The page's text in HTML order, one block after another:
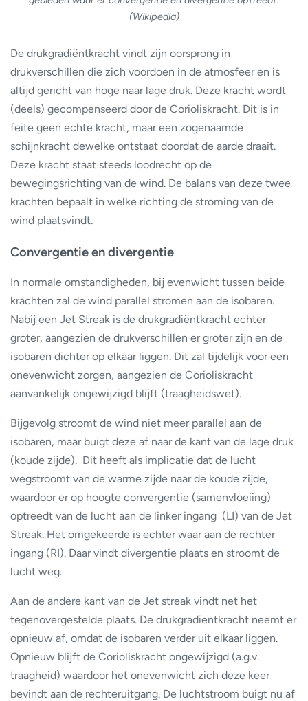
(Wikipedia)
De drukgradiëntkracht vindt zijn oorsprong in
drukverschillen die zich voordoen in de atmosfeer en is
altijd gericht van hoge naar lage druk. Deze kracht wordt
(deels) gecompenseerd door de Corioliskracht. Dit is in
feite geen echte kracht, maar een zogenaamde
schijnkracht dewelke ontstaat doordat de aarde draait.
Deze kracht staat steeds loodrecht op de
bewegingsrichting van de wind. De balans van deze twee
krachten bepaalt in welke richting de stroming van de
wind plaatsvindt.
Convergentie en divergentie
In normale omstandigheden, bij evenwicht tussen beide
krachten zal de wind parallel stromen aan de isobaren.
Nabij een Jet Streak is de drukgradiëntkracht echter
groter, aangezien de drukverschillen er groter zijn en de
isobaren dichter op elkaar liggen. Dit zal tijdelijk voor een
onevenwicht zorgen, aangezien de Corioliskracht
aanvankelijk ongewijzigd blijft (traagheidswet).
Bijgevolg stroomt de wind niet meer parallel aan de
isobaren, maar buigt deze af naar de kant van de lage druk
(koude zijde). Dit heeft als implicatie dat de lucht
wegstroomt van de warme zijde naar de koude zijde,
waardoor er op hoogte convergentie (samenvloeiing)
optreedt van de lucht aan de linker ingang (LI) van de Jet
Streak. Het omgekeerde is echter waar aan de rechter
ingang (RI). Daar vindt divergentie plaats en stroomt de
lucht weg.
Aan de andere kant van de Jet streak vindt net het
tegenovergestelde plaats. De drukgradiëntkracht neemt er
opnieuw af, omdat de isobaren verder uit elkaar liggen.
Opnieuw blijft de Corioliskracht ongewijzigd (a.g.v.
traagheid) waardoor het onevenwicht zich deze keer
bevindt aan de rechteruitgang. De luchtstroom buigt nu af